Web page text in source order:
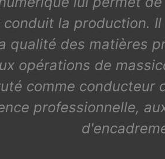
la production.
qualité des matières
opérations de
comme
professionnelle,